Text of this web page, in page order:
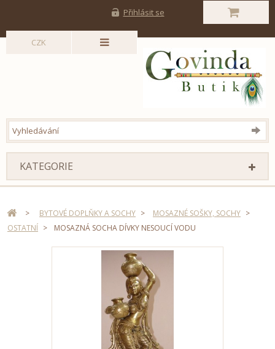
Přihlásit se
CZK
KATEGORIE
> BYTOVÉ DOPLŇKY A SOCHY > MOSAZNÉ SOŠKY, SOCHY >
OSTATNÍ > MOSAZNÁ SOCHA DÍVKY NESOUCÍ VODU